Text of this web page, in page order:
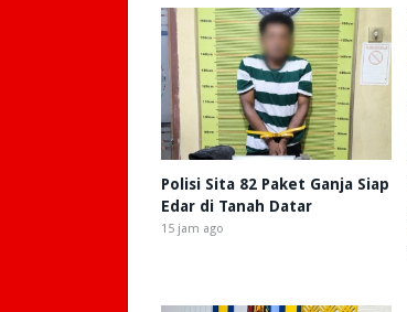
Polisi Sita 82 Paket Ganja Siap
Edar di Tanah Datar
15 jam ago